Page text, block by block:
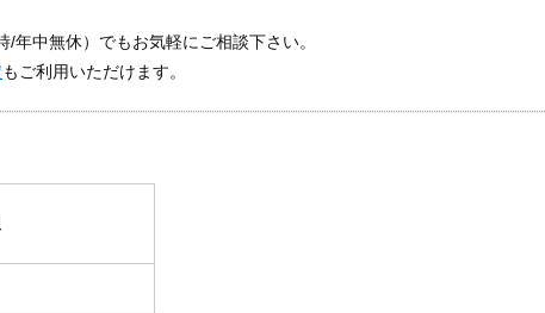
中無休）でもお気軽にご相談下さい。
もご利用いただけます。